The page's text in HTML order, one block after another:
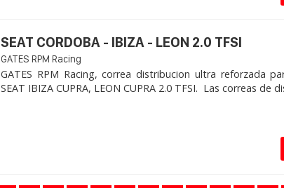
SEAT CORDOBA - IBIZA - LEON 2.0 TFSI
GATES RPM Racing
GATES RPM Racing, correa distribucion ultra reforzada
SEAT IBIZA CUPRA, LEON CUPRA 2.0 TFSI. Las correas de